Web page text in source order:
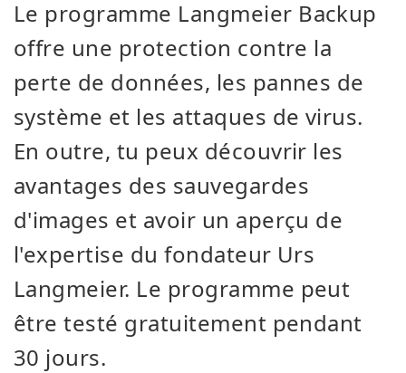
Le programme Langmeier Backup
offre une protection contre la
perte de données, les pannes de
système et les attaques de virus.
En outre, tu peux découvrir les
avantages des sauvegardes
d'images et avoir un aperçu de
l'expertise du fondateur Urs
Langmeier. Le programme peut
être testé gratuitement pendant
30 jours.